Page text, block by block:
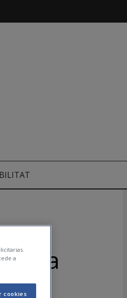
si la
a
cookies